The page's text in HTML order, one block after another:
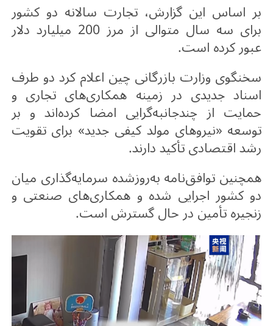
بر اساس این گزارش، تجارت سالانه دو کشور
برای سه سال متوالی از مرز 200 میلیارد دلار
عبور کرده است.
سخنگوی وزارت بازرگانی چین اعلام کرد دو طرف
اسناد جدیدی در زمینه همکاری‌های تجاری و
حمایت از چندجانبه‌گرایی امضا کرده‌اند و بر
توسعه «نیروهای مولد کیفی جدید» برای تقویت
رشد اقتصادی تأکید دارند.
همچنین توافق‌نامه به‌روزشده سرمایه‌گذاری میان
دو کشور اجرایی شده و همکاری‌های صنعتی و
زنجیره تأمین در حال گسترش است.